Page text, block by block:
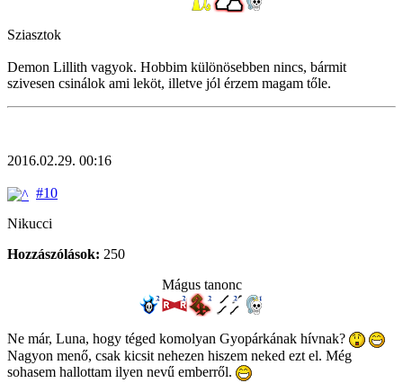
Sziasztok
Demon Lillith vagyok. Hobbim különösebben nincs, bármit
szivesen csinálok ami leköt, illetve jól érzem magam tőle.
2016.02.29. 00:16
#10
Nikucci
Hozzászólások: 250
Mágus tanonc
Ne már, Luna, hogy téged komolyan Gyopárkának hívnak?
Nagyon menő, csak kicsit nehezen hiszem neked ezt el. Még
sohasem hallottam ilyen nevű emberről.